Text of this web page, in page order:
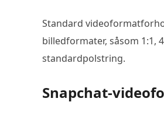
Standard
billedformater, såsom 1:1,
standardpolstring.
Snapchat-